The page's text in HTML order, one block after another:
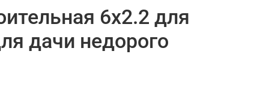
6х2.2 для
дачи недорого